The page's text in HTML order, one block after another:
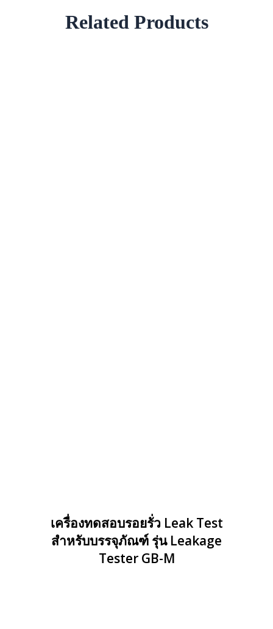
Related Products
เครื่องทดสอบรอยรั่ว Leak Test
สำหรับบรรจุภัณฑ์ รุ่น Leakage
Tester GB-M